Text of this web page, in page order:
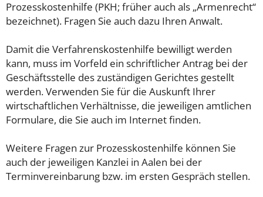
Prozesskostenhilfe (PKH; früher auch als „Armenrecht“
bezeichnet). Fragen Sie auch dazu Ihren Anwalt.
Damit die Verfahrenskostenhilfe bewilligt werden
kann, muss im Vorfeld ein schriftlicher Antrag bei der
Geschäftsstelle des zuständigen Gerichtes gestellt
werden. Verwenden Sie für die Auskunft Ihrer
wirtschaftlichen Verhältnisse, die jeweiligen amtlichen
Formulare, die Sie auch im Internet finden.
Weitere Fragen zur Prozesskostenhilfe können Sie
auch der jeweiligen Kanzlei in Aalen bei der
Terminvereinbarung bzw. im ersten Gespräch stellen.